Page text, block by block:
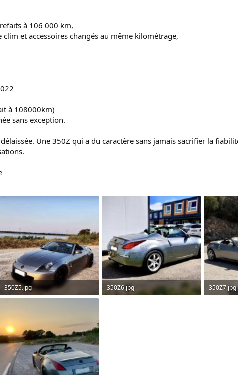
à 106 000 km,
et accessoires changés au même kilométrage,
à 108000km)
sans exception.
Une 350Z qui a du caractère sans jamais sacrifier la
350Z5.jpg
350Z6.jpg
350Z7.jpg